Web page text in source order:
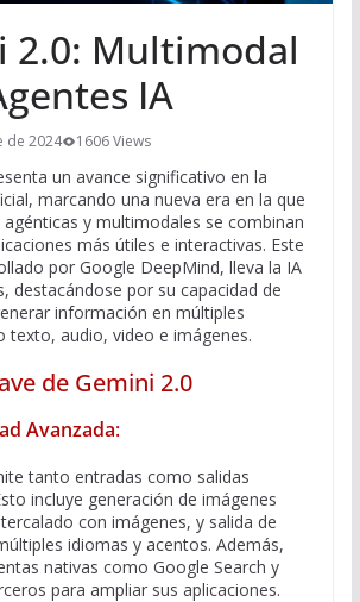
2.0: Multimodal
IA
de 2024 1606 Views
un avance significativo en la
marcando una nueva era en la que
agénticas y multimodales se combinan
más útiles e interactivas. Este
por Google DeepMind, lleva la IA
destacándose por su capacidad de
información en múltiples
audio, video e imágenes.
de Gemini 2.0
Avanzada:
tanto entradas como salidas
incluye generación de imágenes
con imágenes, y salida de
idiomas y acentos. Además,
nativas como Google Search y
para ampliar sus aplicaciones.